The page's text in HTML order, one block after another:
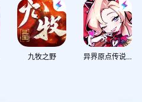
九牧之野 异界原点传说：史莱姆不哭